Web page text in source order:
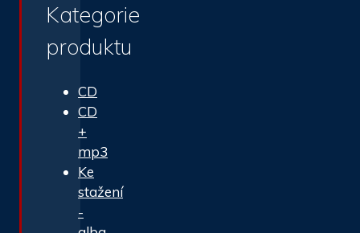
Kategorie
produktu
CD
CD
+
mp3
Ke
stažení
-